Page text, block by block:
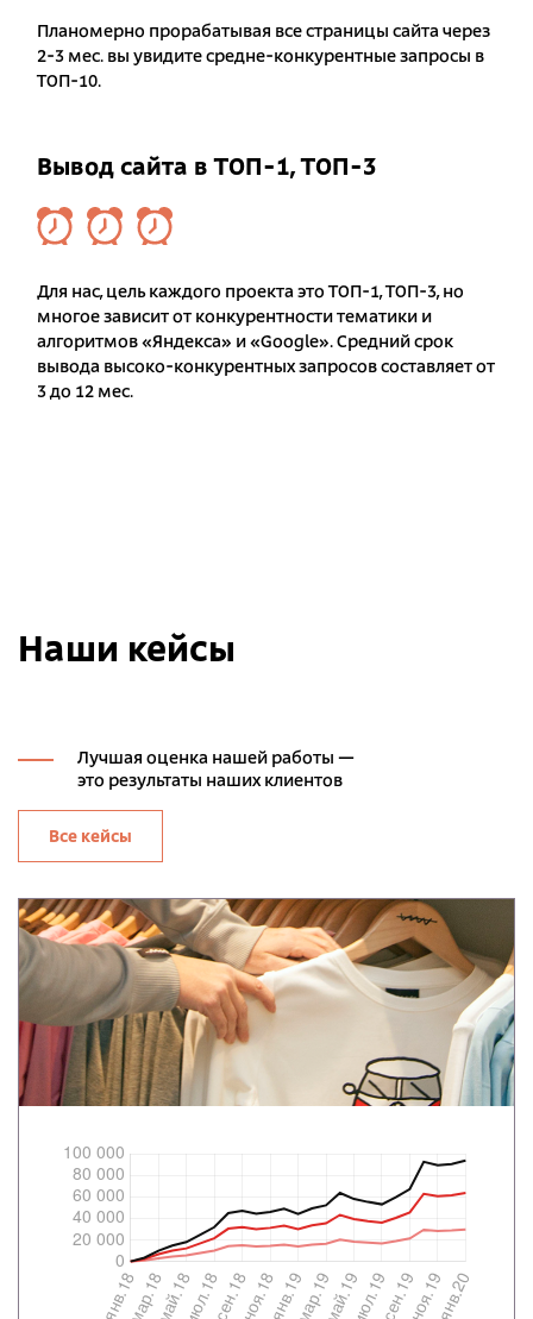
Планомерно прорабатывая все страницы сайта через
2-3 мес. вы увидите средне-конкурентные запросы в
ТОП-10.
Вывод сайта в ТОП-1, ТОП-3
Для нас, цель каждого проекта это ТОП-1, ТОП-3, но
многое зависит от конкурентности тематики и
алгоритмов «Яндекса» и «Google». Средний срок
вывода высоко-конкурентных запросов составляет от
3 до 12 мес.
Наши кейсы
Лучшая оценка нашей работы —
это результаты наших клиентов
Все кейсы